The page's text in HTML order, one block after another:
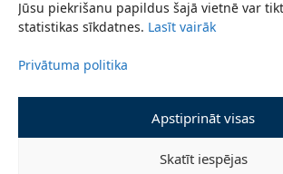
Jūsu piekrišanu papildus šajā vietnē var
statistikas sīkdatnes. Lasīt vairāk
Privātuma politika
Apstiprināt visas
Skatīt iespējas
Piekļūstamības paziņojums
© 2026 Valmieras novada